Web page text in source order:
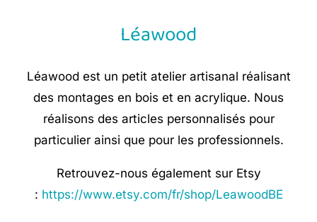
Léawood
Léawood est un petit atelier artisanal réalisant
des montages en bois et en acrylique. Nous
réalisons des articles personnalisés pour
particulier ainsi que pour les professionnels.
Retrouvez-nous également sur Etsy
: https://www.etsy.com/fr/shop/LeawoodBE